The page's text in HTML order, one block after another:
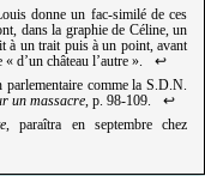
donne un fac-similé de ces
dans la graphie de Céline, un
à un trait puis à un point, avant
d’un château l’autre ».
↩︎
comme la S.D.N.
un massacre , p. 98-109.
↩︎
, paraîtra en septembre chez